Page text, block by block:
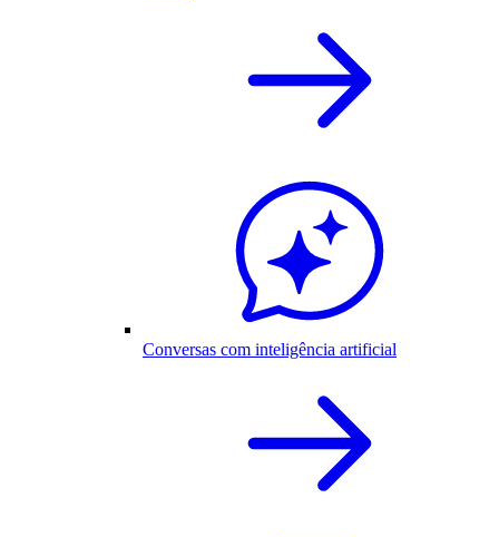
Conversas com inteligência artificial